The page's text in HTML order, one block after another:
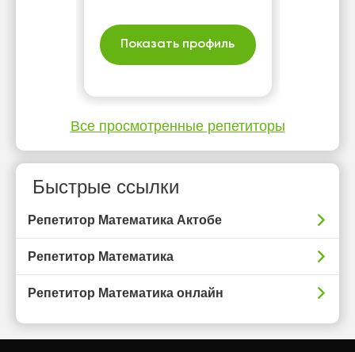
Показать профиль
Все просмотренные репетиторы
Быстрые ссылки
Репетитор Математика Актобе
Репетитор Математика
Репетитор Математика онлайн